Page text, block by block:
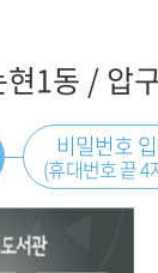
1동 / 압
비밀번호
(휴대번호 끝 4